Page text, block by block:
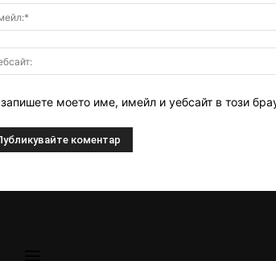
запишете моето име, имейл и уебсайт в този